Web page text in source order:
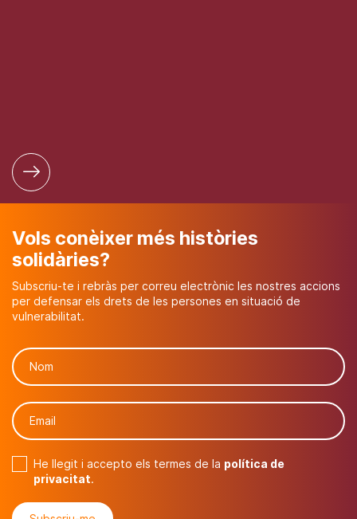
Vols conèixer més històries
solidàries?
Subscriu-te i rebràs per correu electrònic les nostres accions
per defensar els drets de les persones en situació de
vulnerabilitat.
He llegit i accepto els termes de la política de
privacitat.